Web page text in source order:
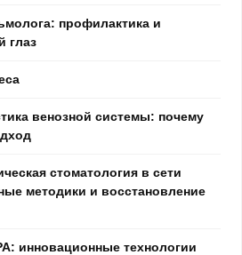
профилактика и
глаз
венозной системы: почему
стоматология в сети
методики и восстановление
инновационные технологии